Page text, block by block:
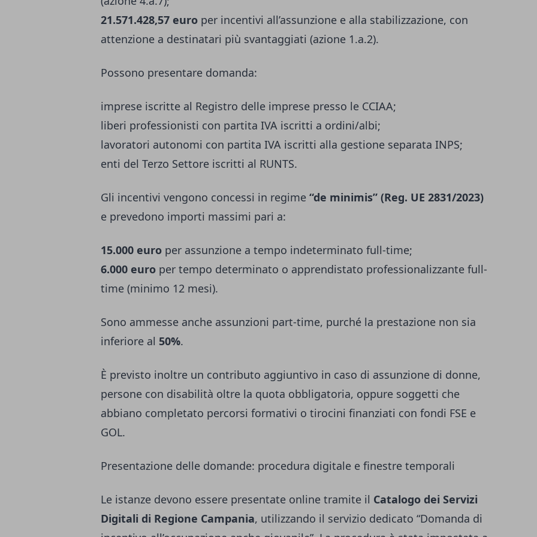
21.571.428,57 euro per incentivi all’assunzione e alla stabilizzazione, con
attenzione a destinatari più svantaggiati (azione 1.a.2).
Possono presentare domanda:
imprese iscritte al Registro delle imprese presso le CCIAA;
liberi professionisti con partita IVA iscritti a ordini/albi;
lavoratori autonomi con partita IVA iscritti alla gestione separata INPS;
enti del Terzo Settore iscritti al RUNTS.
Gli incentivi vengono concessi in regime “de minimis” (Reg. UE 2831/2023)
e prevedono importi massimi pari a:
15.000 euro per assunzione a tempo indeterminato full-time;
6.000 euro per tempo determinato o apprendistato professionalizzante full-
time (minimo 12 mesi).
Sono ammesse anche assunzioni part-time, purché la prestazione non sia
inferiore al 50%.
È previsto inoltre un contributo aggiuntivo in caso di assunzione di donne,
persone con disabilità oltre la quota obbligatoria, oppure soggetti che
abbiano completato percorsi formativi o tirocini finanziati con fondi FSE e
GOL.
Presentazione delle domande: procedura digitale e finestre temporali
Le istanze devono essere presentate online tramite il Catalogo dei Servizi
Digitali di Regione Campania, utilizzando il servizio dedicato “Domanda di